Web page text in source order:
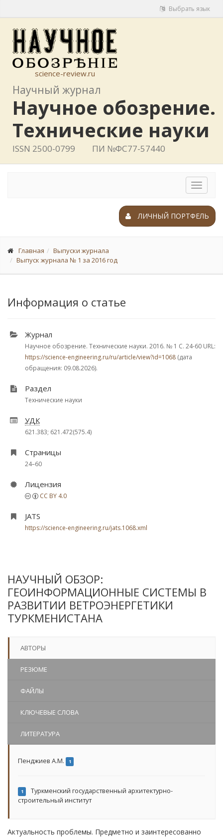
Выбрать язык
science-review.ru
Научный журнал
Научное обозрение.
Технические науки
ISSN 2500-0799 ПИ №ФС77-57440
Toggle
ЛИЧНЫЙ ПОРТФЕЛЬ
Главная
Выпуски журнала
Выпуск журнала № 1 за 2016 год
Информация о статье
Журнал
Научное обозрение. Технические науки. 2016. № 1 С. 24-60 URL:
https://science-engineering.ru/ru/article/view?id=1068 (дата
обращения: 09.08.2026).
Раздел
Технические науки
УДК
621.383; 621.472(575.4)
Страницы
24–60
Лицензия
CC BY 4.0
JATS
https://science-engineering.ru/jats.1068.xml
НАУЧНЫЙ ОБЗОР:
ГЕОИНФОРМАЦИОННЫЕ СИСТЕМЫ В
РАЗВИТИИ ВЕТРОЭНЕРГЕТИКИ
ТУРКМЕНИСТАНА
АВТОРЫ
РЕЗЮМЕ
ФАЙЛЫ
КЛЮЧЕВЫЕ СЛОВА
ЛИТЕРАТУРА
Пенджиев А.М. 1
1
Туркменский государственный архитектурно-
строительный институт
Актуальность проблемы. Предметно и заинтересованно